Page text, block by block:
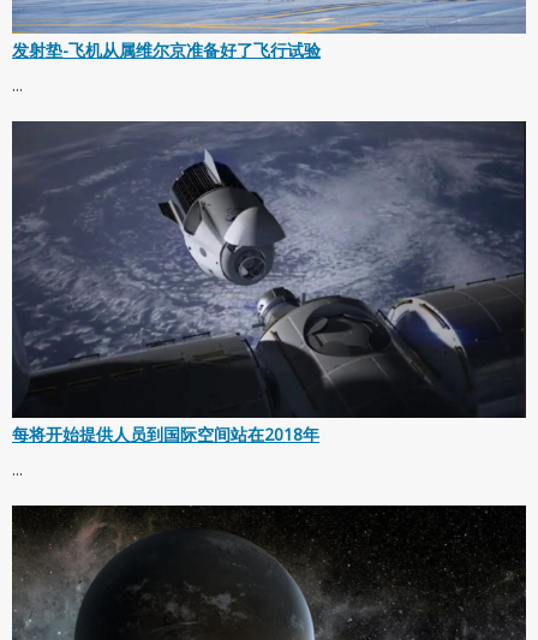
发射垫-飞机从属维尔京准备好了飞行试验
...
每将开始提供人员到国际空间站在2018年
...